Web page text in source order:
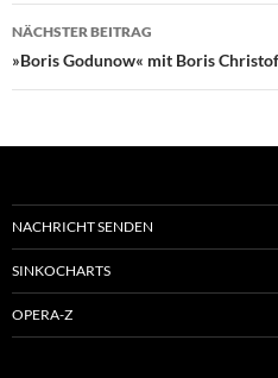
NÄCHSTER BEITRAG
»Boris Godunow« mit Boris
NACHRICHT SENDEN
SINKOCHARTS
OPERA-Z